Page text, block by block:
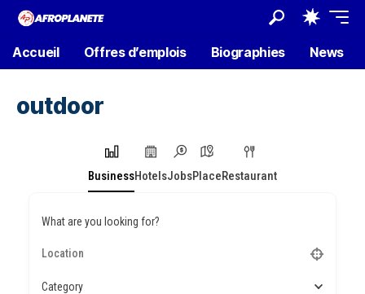
Accueil Offres d’emplois Biographies News
outdoor
BusinessHotelsJobsPlaceRestaurant
What are you looking for?
Category